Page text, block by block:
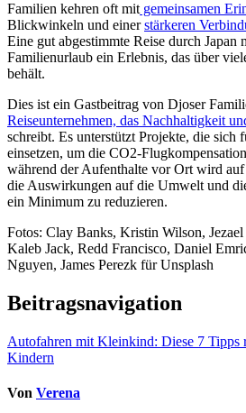
Familien kehren oft mit gemeinsamen
Blickwinkeln und einerstärkeren
Eine gut abgestimmte Reise durch Japan
Familienurlaub ein Erlebnis, das über
behält.
Dies ist ein Gastbeitrag von Djoser
Reiseunternehmen, das Nachhaltigkeit
schreibt. Es unterstützt Projekte, die sich
einsetzen, um die CO2-
während der Aufenthalte vor Ort wird
die Auswirkungen auf die Umwelt und
ein Minimum zu reduzieren.
Fotos: Clay Banks, Kristin Wilson,
Kaleb Jack, Redd Francisco, Daniel
Nguyen, James Perezk für Unsplash
Beitragsnavigation
Autofahren mit Kleinkind: Diese 7 Tipps
Kindern
Von Verena